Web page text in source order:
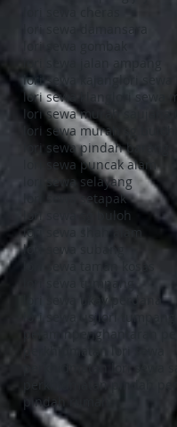
lori sewa damansara
lori sewa gombak
lori sewa kajang
lori sewa kl
lori sewa klang
lori sewa
lori sewa murah saujana
lori sewa murah sg buloh
lori sewa pindah barang
lori sewa puncak alam
lori sewa selayang
lori sewa setapak
lori sewa sg buloh
lori sewa shah alam
lori sewa subang
lori sewa tumpang
lori sewa ukay perdana
lori sewa usj lori tumpang
pelamin
penghantaran
perkhidmatan lori sewa
perkhidmatan pindah
pindah rumah